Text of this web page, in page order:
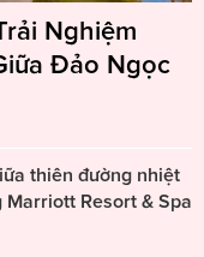
Nghiệm
Đảo Ngọc
thiên đường nhiệt
Marriott Resort & Spa